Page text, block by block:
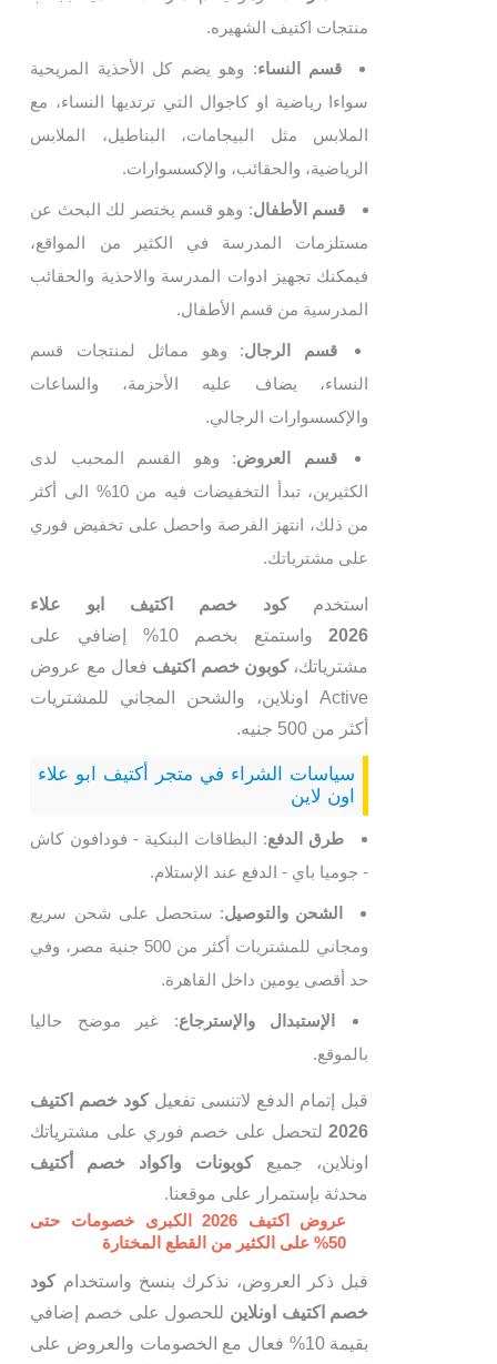
منتجات اكتيف الشهيره.
قسم النساء: وهو يضم كل الأحذية المريحية
سواءا رياضية او كاجوال التي ترتديها النساء، مع
الملابس مثل البيجامات، البناطيل، الملابس
الرياضية، والحقائب، والإكسسوارات.
قسم الأطفال: وهو قسم يختصر لك البحث عن
مستلزمات المدرسة في الكثير من المواقع،
فيمكنك تجهيز ادوات المدرسة والاحذية والحقائب
المدرسية من قسم الأطفال.
قسم الرجال: وهو مماثل لمنتجات قسم
النساء، يضاف عليه الأحزمة، والساعات
والإكسسوارات الرجالي.
قسم العروض: وهو القسم المحبب لدى
الكثيرين، تبدأ التخفيضات فيه من 10% الى أكثر
من ذلك، انتهز الفرصة واحصل على تخفيض فوري
على مشترياتك.
استخدمكود خصم اكتيف ابو علاء
2026
واستمتع بخصم 10% إضافي على
مشترياتك،كوبون خصم اكتيف فعال مع عروض
Active اونلاين، والشحن المجاني للمشتريات
أكثر من 500 جنيه.
سياسات الشراء في متجر أكتيف ابو علاء
اون لاين
طرق الدفع: البطاقات البنكية - فودافون كاش
- جوميا باي - الدفع عند الإستلام.
الشحن والتوصيل: ستحصل على شحن سريع
ومجاني للمشتريات أكثر من 500 جنية مصر، وفي
حد أقصى يومين داخل القاهرة.
الإستبدال والإسترجاع: غير موضح حاليا
بالموقع.
قبل إتمام الدفع لاتنسى تفعيلكود خصم اكتيف
2026 لتحصل على خصم فوري على مشترياتك
اونلاين، جميعكوبونات واكواد خصم أكتيف
محدثة بإستمرار على موقعنا.
عروض اكتيف 2026 الكبرى خصومات حتى
50% على الكثير من القطع المختارة
قبل ذكر العروض، نذكرك بنسخ واستخدامكود
خصم اكتيف اونلاين للحصول على خصم إضافي
بقيمة 10% فعال مع الخصومات والعروض على